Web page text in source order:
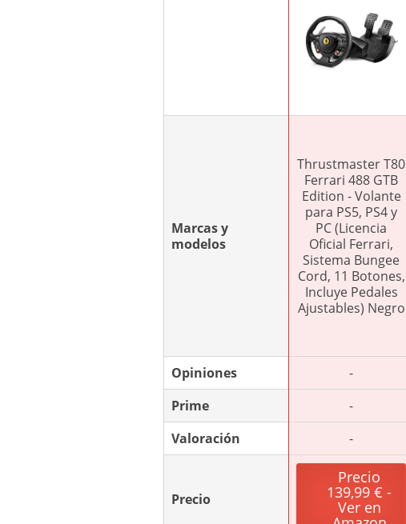
Marcas y
modelos
Thrustmaster T80
Ferrari 488 GTB
Edition - Volante
para PS5, PS4 y
PC (Licencia
Oficial Ferrari,
Sistema Bungee
Cord, 11 Botones,
Incluye Pedales
Ajustables) Negro
Opiniones -
Prime
-
Valoración
-
Precio
Precio
139,99 € -
Ver en